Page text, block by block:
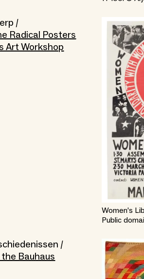
Women’s
Public
/
Radical Posters
Art Workshop
/
Bauhaus